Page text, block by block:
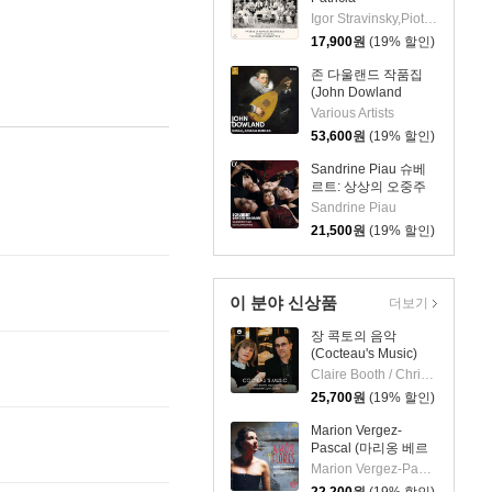
Kopatchinskaja 차이
코프스키: 바이올린
협주곡 / 스트라빈스
키: 결혼 - 테오도르 쿠
렌치스
Igor Stravinsky,Piotr I. Tchaikovsky,Patricia Kopatchinskaja,Teodor Currentzis,MusicAeterna
17,900원 (19% 할인)
존 다울랜드 작품집
(John Dowland
Songs) [10CD 박스
세트]
Various Artists
53,600원 (19% 할인)
Sandrine Piau 슈베
르트: 상상의 오중주
(Schubert: Quintette
imaginaire)
Sandrine Piau
21,500원 (19% 할인)
이 분야 신상품
장 콕토의 음악
(Cocteau's Music)
Claire Booth / Christopher Glynn
25,700원 (19% 할인)
Marion Vergez-
Pascal (마리옹 베르
제-파스칼) - 사랑과
꽃 (Amor Y Flores)
Marion Vergez-Pascal
더보기